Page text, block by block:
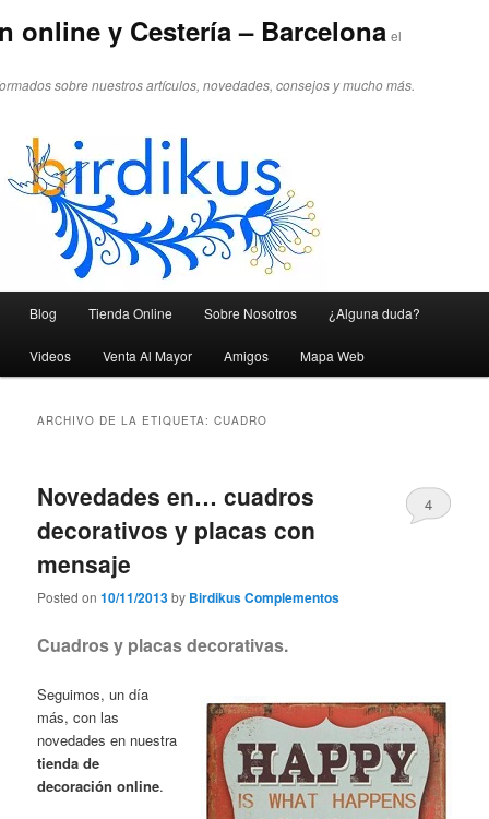
online y Cestería – Barcelona el
sobre nuestros artículos, novedades, consejos y mucho más.
Ir al contenido principal
Ir al contenido secundario
Blog Tienda Online Sobre Nosotros ¿Alguna duda?
Videos Venta Al Mayor Amigos Mapa Web
ARCHIVO DE LA ETIQUETA:CUADRO
Novedades en… cuadros
decorativos y placas con
mensaje
Posted on10/11/2013by Birdikus Complementos
4
Cuadros y placas decorativas.
Seguimos, un día
más, con las
novedades en nuestra
tienda de
decoración online.